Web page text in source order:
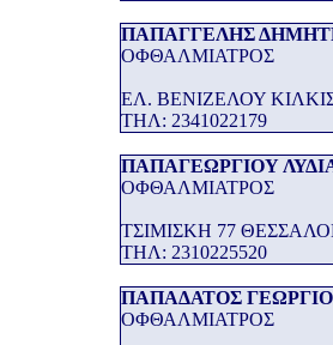
ΠΑΠΑΓΓΕΛΗΣ
ΟΦΘΑΛΜΙΑΤΡΟΣ
ΕΛ. ΒΕΝΙΖΕΛΟΥ
THΛ: 2341022179
ΠΑΠΑΓΕΩΡΓΙΟΥ
ΟΦΘΑΛΜΙΑΤΡΟΣ
ΤΣΙΜΙΣΚΗ 77
THΛ: 2310225520
ΠΑΠΑΔΑΤΟΣ
ΟΦΘΑΛΜΙΑΤΡΟΣ